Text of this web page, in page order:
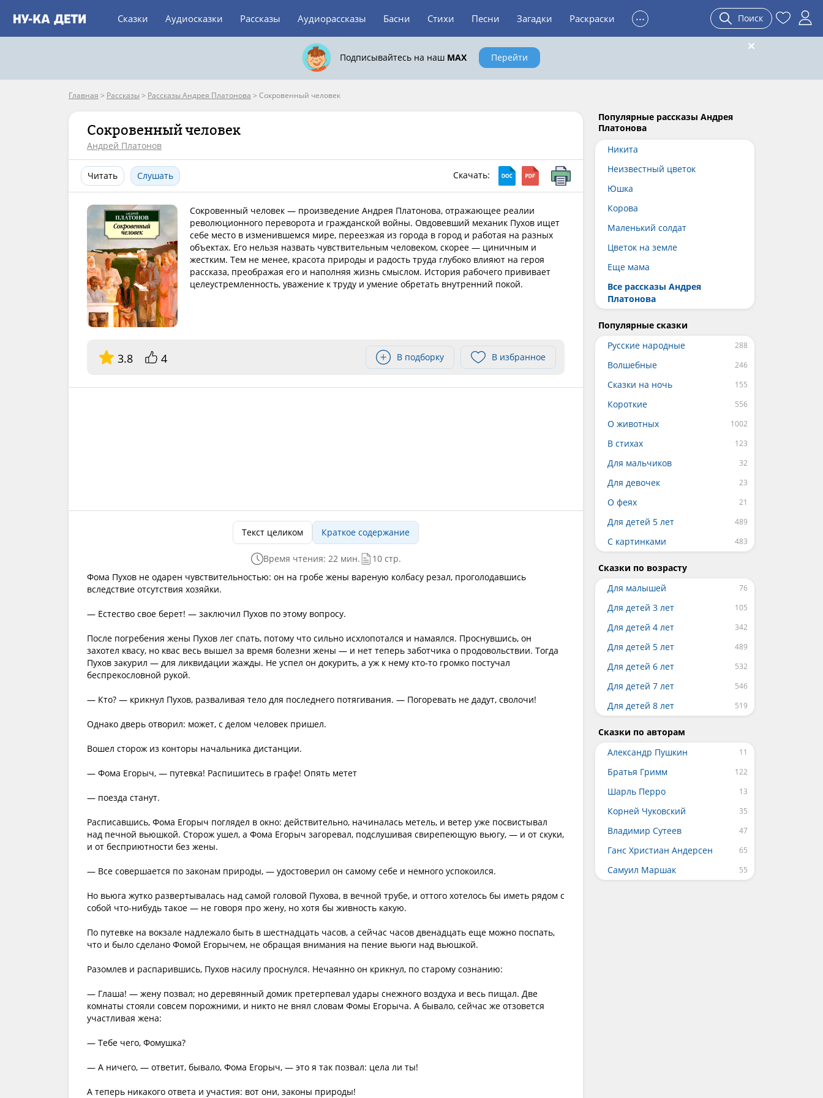
Сказки Аудиосказки Рассказы Аудиорассказы Басни Стихи Песни Загадки Раскраски ... Поиск
Подписывайтесь на наш MAX Перейти
Главная > Рассказы > Рассказы Андрея Платонова > Сокровенный человек
Сокровенный человек
Андрей Платонов
Читать Слушать Скачать:
Сокровенный человек — произведение Андрея Платонова, отражающее реалии
революционного переворота и гражданской войны. Овдовевший механик Пухов ищет
себе место в изменившемся мире, переезжая из города в город и работая на разных
объектах. Его нельзя назвать чувствительным человеком, скорее — циничным и
жестким. Тем не менее, красота природы и радость труда глубоко влияют на героя
рассказа, преображая его и наполняя жизнь смыслом. История рабочего прививает
целеустремленность, уважение к труду и умение обретать внутренний покой.
3.8 4 В подборку В избранное
Текст целиком Краткое содержание
Время чтения: 22 мин.
10 стр.
Фома Пухов не одарен чувствительностью: он на гробе жены вареную колбасу резал, проголодавшись
вследствие отсутствия хозяйки.
— Естество свое берет! — заключил Пухов по этому вопросу.
После погребения жены Пухов лег спать, потому что сильно исхлопотался и намаялся. Проснувшись, он
захотел квасу, но квас весь вышел за время болезни жены — и нет теперь заботчика о продовольствии. Тогда
Пухов закурил — для ликвидации жажды. Не успел он докурить, а уж к нему кто-то громко постучал
беспрекословной рукой.
— Кто? — крикнул Пухов, разваливая тело для последнего потягивания. — Погоревать не дадут, сволочи!
Однако дверь отворил: может, с делом человек пришел.
Вошел сторож из конторы начальника дистанции.
— Фома Егорыч, — путевка! Распишитесь в графе! Опять метет
— поезда станут.
Расписавшись, Фома Егорыч поглядел в окно: действительно, начиналась метель, и ветер уже посвистывал
над печной вьюшкой. Сторож ушел, а Фома Егорыч загоревал, подслушивая свирепеющую вьюгу, — и от скуки,
и от бесприютности без жены.
— Все совершается по законам природы, — удостоверил он самому себе и немного успокоился.
Но вьюга жутко развертывалась над самой головой Пухова, в вечной трубе, и оттого хотелось бы иметь рядом с
собой что-нибудь такое — не говоря про жену, но хотя бы живность какую.
По путевке на вокзале надлежало быть в шестнадцать часов, а сейчас часов двенадцать еще можно поспать,
что и было сделано Фомой Егорычем, не обращая внимания на пение вьюги над вьюшкой.
Разомлев и распарившись, Пухов насилу проснулся. Нечаянно он крикнул, по старому сознанию:
— Глаша! — жену позвал; но деревянный домик претерпевал удары снежного воздуха и весь пищал. Две
комнаты стояли совсем порожними, и никто не внял словам Фомы Егорыча. А бывало, сейчас же отзовется
участливая жена:
— Тебе чего, Фомушка?
— А ничего, — ответит, бывало, Фома Егорыч, — это я так позвал: цела ли ты!
А теперь никакого ответа и участия: вот они, законы природы!
Популярные рассказы Андрея
Платонова
Никита
Неизвестный цветок
Юшка
Корова
Маленький солдат
Цветок на земле
Еще мама
Все рассказы Андрея
Платонова
Популярные сказки
Русские народные
Волшебные
Сказки на ночь
Короткие
О животных
В стихах
Для мальчиков
Для девочек
О феях
Для детей 5 лет
С картинками
Сказки по возрасту
Для малышей
Для детей 3 лет
Для детей 4 лет
Для детей 5 лет
Для детей 6 лет
Для детей 7 лет
Для детей 8 лет
Сказки по авторам
Александр Пушкин
Братья Гримм
Шарль Перро
Корней Чуковский
Владимир Сутеев
Ганс Христиан Андерсен
Самуил Маршак